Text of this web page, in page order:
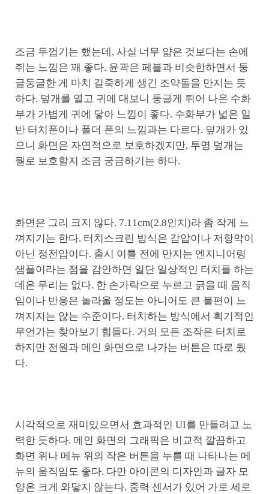
조금 두껍기는 했는데, 사실 너무 얇은 것보다는 손에
쥐는 느낌은 꽤 좋다. 윤곽은 페블과 비슷한하면서 둥
글둥글한 게 마치 길죽하게 생긴 조약돌을 만지는 듯
하다. 덮개를 열고 귀에 대보니 둥글게 튀어 나온 수화
부가 가볍게 귀에 닿아 느낌이 좋다. 수화부가 넓은 일
반 터치폰이나 폴더 폰의 느낌과는 다르다. 덮개가 있
으니 화면은 자연적으로 보호하겠지만, 투명 덮개는
뭘로 보호할지 조금 궁금하기는 하다.
화면은 그리 크지 않다. 7.11cm(2.8인치)라 좀 작게 느
껴지기는 한다. 터치스크린 방식은 감압이나 저항막이
아닌 정전압이다. 출시 이틀 전에 만지는 엔지니어링
샘플이라는 점을 감안하면 일단 일상적인 터치를 하는
데은 무리는 없다. 한 손가락으로 누르고 긁을 때 움직
임이나 반응은 놀라울 정도는 아니어도 큰 불편이 느
껴지지는 않는 수준이다. 터치하는 방식에서 획기적인
무언가는 찾아보기 힘들다. 거의 모든 조작은 터치로
하지만 전원과 메인 화면으로 나가는 버튼은 따로 뒀
다.
시각적으로 재미있으면서 효과적인 UI를 만들려고 노
력한 듯하다. 메인 화면의 그래픽은 비교적 깔끔하고
화면 위나 메뉴 위의 작은 버튼을 누를 때 나타나는 메
뉴의 움직임도 좋다. 다만 아이콘의 디자인과 글자 모
양은 크게 와닿지 않는다. 중력 센서가 있어 가로 세로